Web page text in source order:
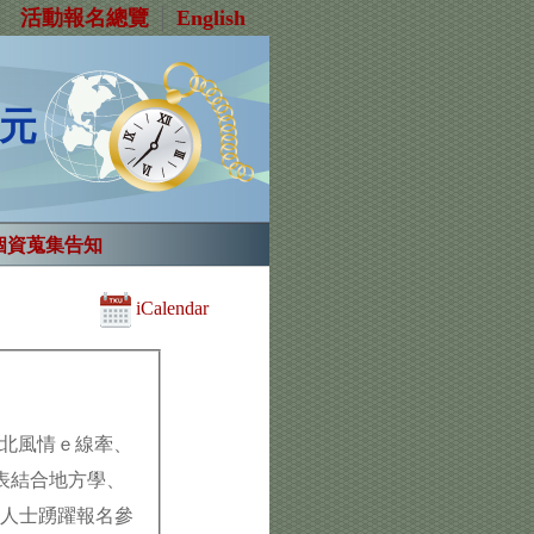
活動報名總覽 English
資蒐集告知
iCalendar
風情ｅ線牽、
合地方學、
士踴躍報名參